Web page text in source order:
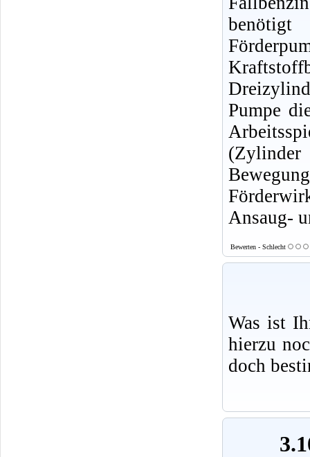
benötigt
Pumpe
(Zylinder
Ansaug-
Bewerten - Schlecht
Was ist
hierzu
doch